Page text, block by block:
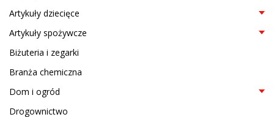
Artykuły dziecięce
Artykuły spożywcze
Biżuteria i zegarki
Branża chemiczna
Dom i ogród
Drogownictwo